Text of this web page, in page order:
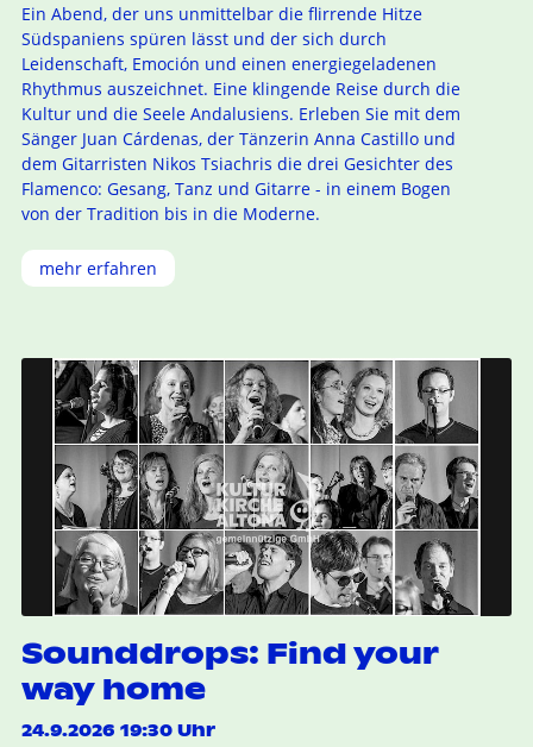
Ein Abend, der uns unmittelbar die flirrende Hitze
Südspaniens spüren lässt und der sich durch
Leidenschaft, Emoción und einen energiegeladenen
Rhythmus auszeichnet. Eine klingende Reise durch die
Kultur und die Seele Andalusiens. Erleben Sie mit dem
Sänger Juan Cárdenas, der Tänzerin Anna Castillo und
dem Gitarristen Nikos Tsiachris die drei Gesichter des
Flamenco: Gesang, Tanz und Gitarre - in einem Bogen
von der Tradition bis in die Moderne.
mehr erfahren
Sounddrops: Find your
way home
24.9.2026 19:30 Uhr